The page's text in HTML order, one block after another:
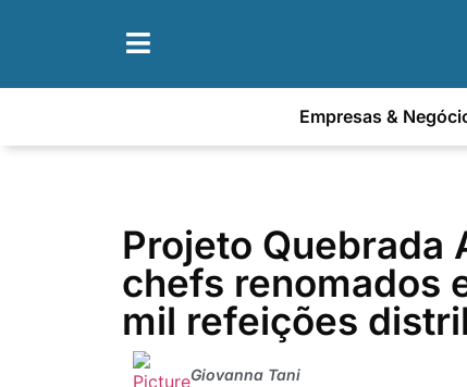
Empresas &
Projeto Quebrada
chefs renomados
mil refeições
Giovanna Tani